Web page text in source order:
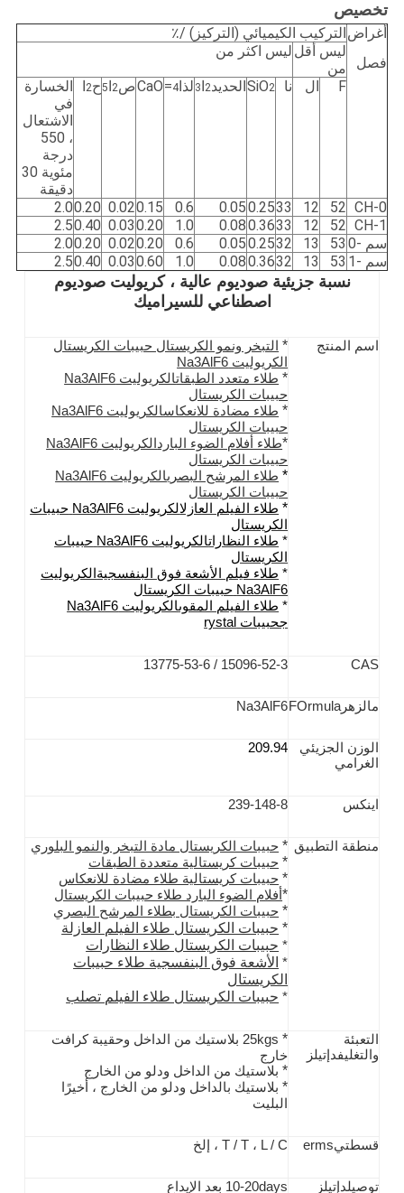
تخصيص
أغراض
فصل
التركيب الكيميائي (التركيز) /٪
ليس أقل
من
ليس اكثر من
F ال نا SiO2 الحديد2
3 لذا4
=
CaOص2
5ح2
الخسارة
في
الاشتعال
، 550
درجة
مئوية 30
دقيقة
CH-0
52
12
33
0.25
0.05
0.6
0.15
0.02
0.20
2.0
CH-1
52
12
33
0.36
0.08
1.0
0.20
0.03
0.40
2.5
سم -0
53
13
32
0.25
0.05
0.6
0.20
0.02
0.20
2.0
سم -1
53
13
32
0.36
0.08
1.0
0.60
0.03
0.40
2.5
نسبة جزيئية صوديوم عالية ، كريوليت صوديوم
اصطناعي للسيراميك
اسم المنتج * التبخر ونمو الكريستال حبيبات الكريستال
الكريوليت Na3AlF6
* طلاء متعدد الطبقاتالكريوليت Na3AlF6
حبيبات الكريستال
* طلاء مضادة للانعكاسالكريوليت Na3AlF6
حبيبات الكريستال
*طلاء أفلام الضوء البارد الكريوليت Na3AlF6
حبيبات الكريستال
* طلاء المرشح البصريالكريوليت Na3AlF6
حبيبات الكريستال
* طلاء الفيلم العازلالكريوليت Na3AlF6
حبيبات
الكريستال
* طلاء النظاراتالكريوليت Na3AlF6
حبيبات
الكريستال
* طلاء فيلم الأشعة فوق البنفسجية الكريوليت
Na3AlF6 حبيبات الكريستال
* طلاء الفيلم المقوىالكريوليت Na3AlF6
جحبيبات rystal
CAS
15096-52-3 / 13775-53-6
مالزهر FOrmula
Na3AlF6
الوزن الجزيئي
الغرامي
209.94
اينكس 239-148-8
منطقة التطبيق * حبيبات الكريستال مادة التبخر والنمو البلوري
* حبيبات كريستالية متعددة الطبقات
* حبيبات كريستالية طلاء مضادة للانعكاس
*أفلام الضوء البارد طلاء حبيبات الكريستال
* حبيبات الكريستال بطلاء المرشح البصري
* حبيبات الكريستال طلاء الفيلم العازلة
* حبيبات الكريستال طلاء النظارات
* الأشعة فوق البنفسجية طلاء حبيبات
الكريستال
* حبيبات الكريستال طلاء الفيلم تصلب
التعبئة
والتغليفد إتيلز
*
25kgs بلاستيك من الداخل وحقيبة كرافت
خارج
* بلاستيك من الداخل ودلو من الخارج
* بلاستيك بالداخل ودلو من الخارج ، أخيرًا
البليت
قسطتيerms T / T ، L / C ، إلخ
توصيلد إتيلز 10-20days بعد الإيداع